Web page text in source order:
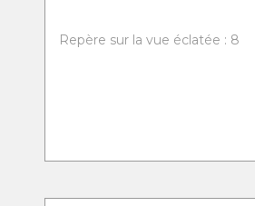
Repère sur la vue éclatée : 8